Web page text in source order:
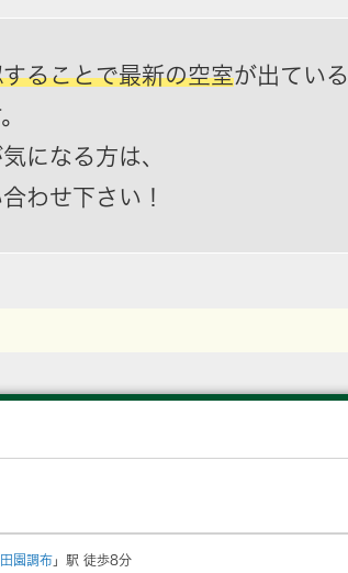
ることで最新の空室が出ている
になる方は、
わせ下さい！
田園調布 」駅 徒歩8分